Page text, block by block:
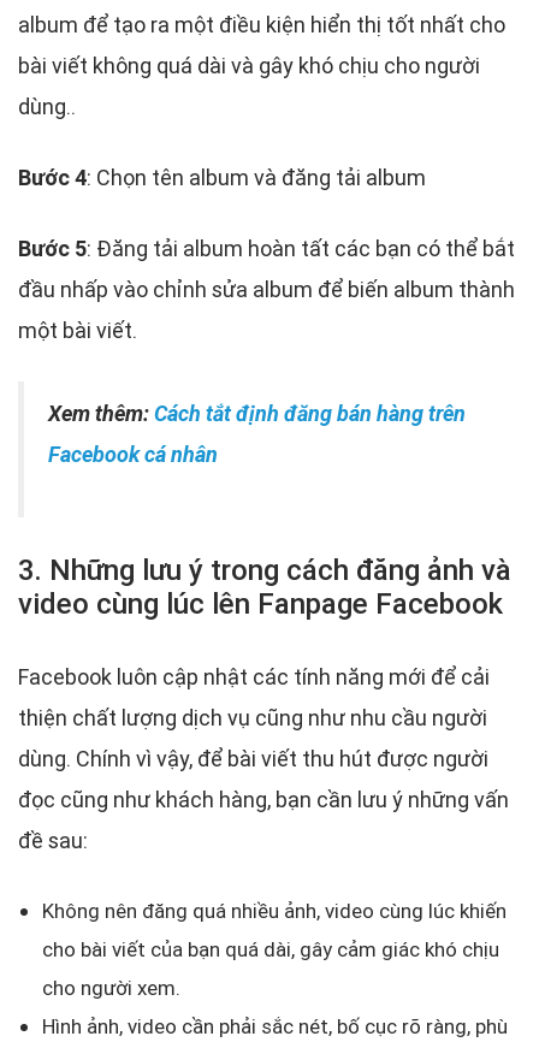
album để tạo ra một điều kiện hiển thị tốt nhất cho
bài viết không quá dài và gây khó chịu cho người
dùng..
Bước 4: Chọn tên album và đăng tải album
Bước 5: Đăng tải album hoàn tất các bạn có thể bắt
đầu nhấp vào chỉnh sửa album để biến album thành
một bài viết.
Xem thêm:Cách tắt định đăng bán hàng trên
Facebook cá nhân
3. Những lưu ý trong cách đăng ảnh và
video cùng lúc lên Fanpage Facebook
Facebook luôn cập nhật các tính năng mới để cải
thiện chất lượng dịch vụ cũng như nhu cầu người
dùng. Chính vì vậy, để bài viết thu hút được người
đọc cũng như khách hàng, bạn cần lưu ý những vấn
đề sau:
Không nên đăng quá nhiều ảnh, video cùng lúc khiến
cho bài viết của bạn quá dài, gây cảm giác khó chịu
cho người xem.
Hình ảnh, video cần phải sắc nét, bố cục rõ ràng, phù